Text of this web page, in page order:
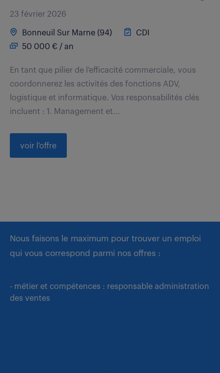
23 février 2026
Bonneuil Sur Marne (94)
CDI
50 000 € / an
En tant que pilier de l'efficacité commerciale, vous
coordonnerez les activités des fonctions ADV,
logistique et informatique. Vos responsabilités clés
incluent : 1. Management et...
voir l'offre
Nous faisons le maximum pour trouver un emploi
qui vous correspond parmi nos offres :
- métier et compétences : responsable administration
des ventes